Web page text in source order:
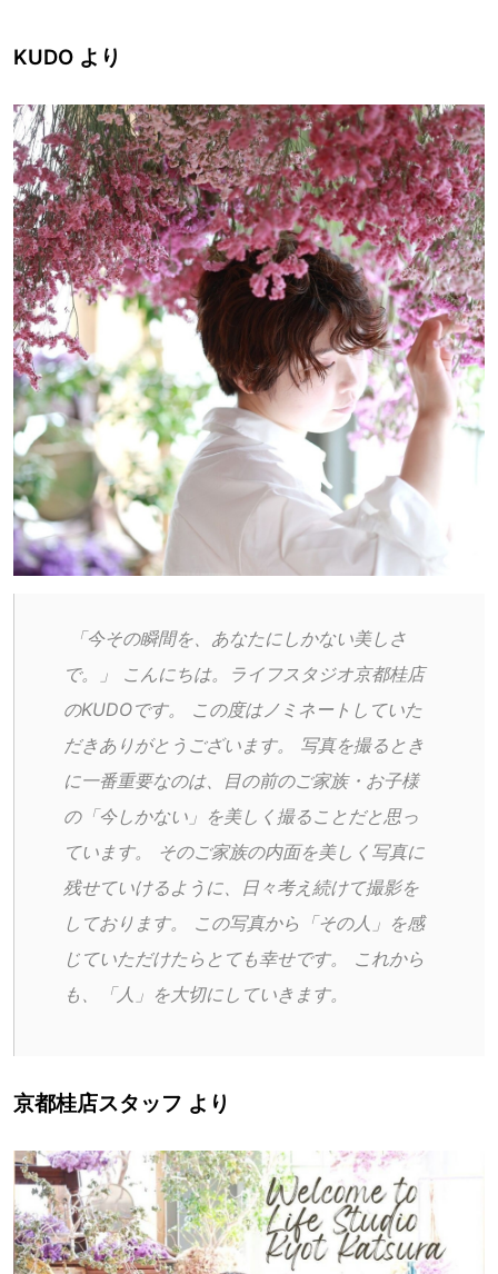
KUDO より
で。」 こんにちは。ライフスタジオ京都桂店
のKUDOです。 この度はノミネートしていた
だきありがとうございます。 写真を撮るとき
に一番重要なのは、目の前のご家族・お子様
の「今しかない」を美しく撮ることだと思っ
ています。 そのご家族の内面を美しく写真に
残せていけるように、日々考え続けて撮影を
しております。 この写真から「その人」を感
じていただけたらとても幸せです。 これから
も、「人」を大切にしていきます。
京都桂店スタッフ より